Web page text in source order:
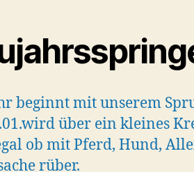
beginnt mit unserem
über ein kleines
ob mit Pferd, Hund,
rüber.